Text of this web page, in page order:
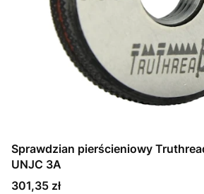
Sprawdzian pierścieniowy
UNJC 3A
Cena
301,35 zł